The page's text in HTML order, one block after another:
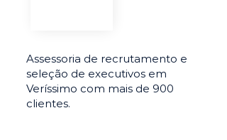
Assessoria de recrutamento e
seleção de executivos em
Veríssimo com mais de 900
clientes.